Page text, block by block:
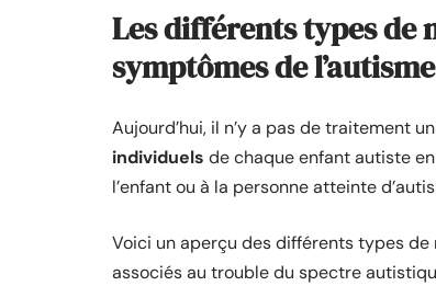
Les différents types de
symptômes de l’autisme
Aujourd’hui, il n’y a pas de traitement
individuels de chaque enfant autiste
l’enfant ou à la personne atteinte
Voici un aperçu des différents types
associés au trouble du spectre